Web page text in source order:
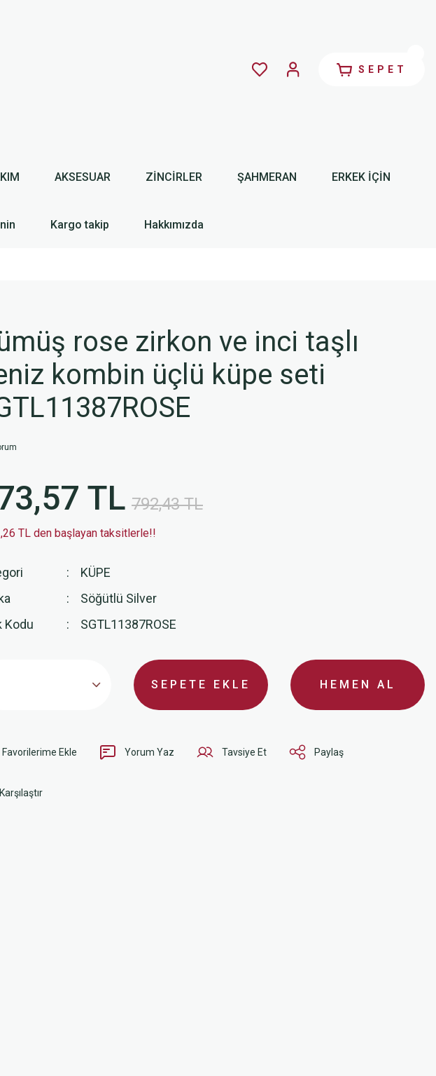
SEPET
AKSESUAR ZİNCİRLER ŞAHMERAN ERKEK İÇİN
Kargo takip Hakkımızda
rose zirkon ve inci taşlı
kombin üçlü küpe seti
TL 792,43 TL
TL den başlayan taksitlerle!!
KÜPE
Söğütlü Silver
Kodu
SGTL11387ROSE
SEPETE EKLE HEMEN AL
Yorum Yaz Tavsiye Et Paylaş
Karşılaştır